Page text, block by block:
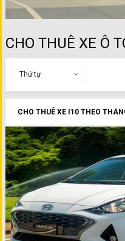
CHO THUÊ XE Ô
Thứ tự
CHO THUÊ XE I10 THEO